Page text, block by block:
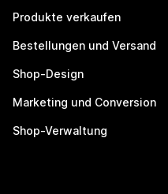
Produkte verkaufen
Bestellungen und Versand
Shop-Design
Marketing und Conversion
Shop-Verwaltung